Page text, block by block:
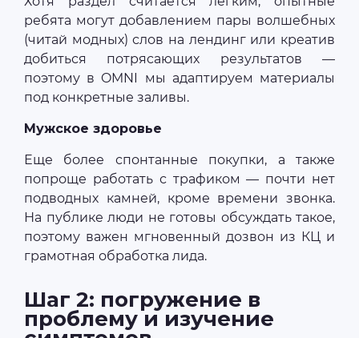
ребята могут добавлением пары волшебных
(читай модных) слов на лендинг или креатив
добиться потрясающих результатов —
поэтому в OMNI мы адаптируем материалы
под конкретные заливы.
Мужское здоровье
Еще более спонтанные покупки, а также
попроще работать с трафиком — почти нет
подводных камней, кроме времени звонка.
На публике люди не готовы обсуждать такое,
поэтому важен мгновенный дозвон из КЦ и
грамотная обработка лида.
Шаг 2: погружение в
проблему и изучение